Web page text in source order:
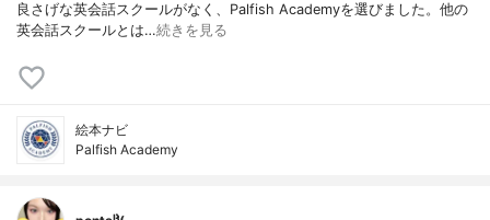
良さげな英会話スクールがなく、Palfish Academyを選びました。他の
英会話スクールとは…続きを見る
絵本ナビ
Palfish Academy